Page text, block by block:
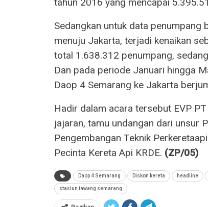
Sedangkan untuk data penumpang
menuju Jakarta, terjadi kenaikan
total 1.638.312 penumpang,
Dan pada periode Januari hingga
Daop 4 Semarang ke Jakarta
Hadir dalam acara tersebut EVP
jajaran, tamu undangan dari unsur
Pengembangan Teknik
Pecinta Kereta Api KRDE. (ZP/05)
Daop 4 Semarang Diskon kereta headline
stasiun tawang semarang